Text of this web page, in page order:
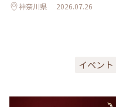
神奈川県 2026.07.26
イベント